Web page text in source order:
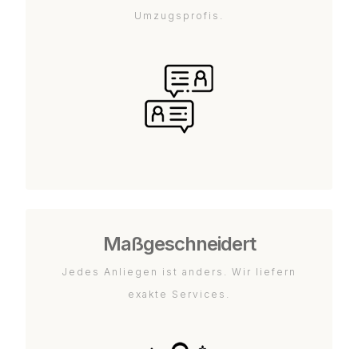
Umzugsprofis.
Maßgeschneidert
Jedes Anliegen ist anders. Wir liefern
exakte Services.